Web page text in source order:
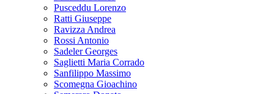
Pusceddu Lorenzo
Ratti Giuseppe
Ravizza Andrea
Rossi Antonio
Sadeler Georges
Saglietti Maria Corrado
Sanfilippo Massimo
Scomegna Gioachino